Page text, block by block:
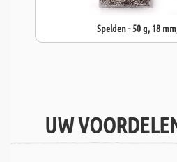
Spelden - 50 g, 18
UW